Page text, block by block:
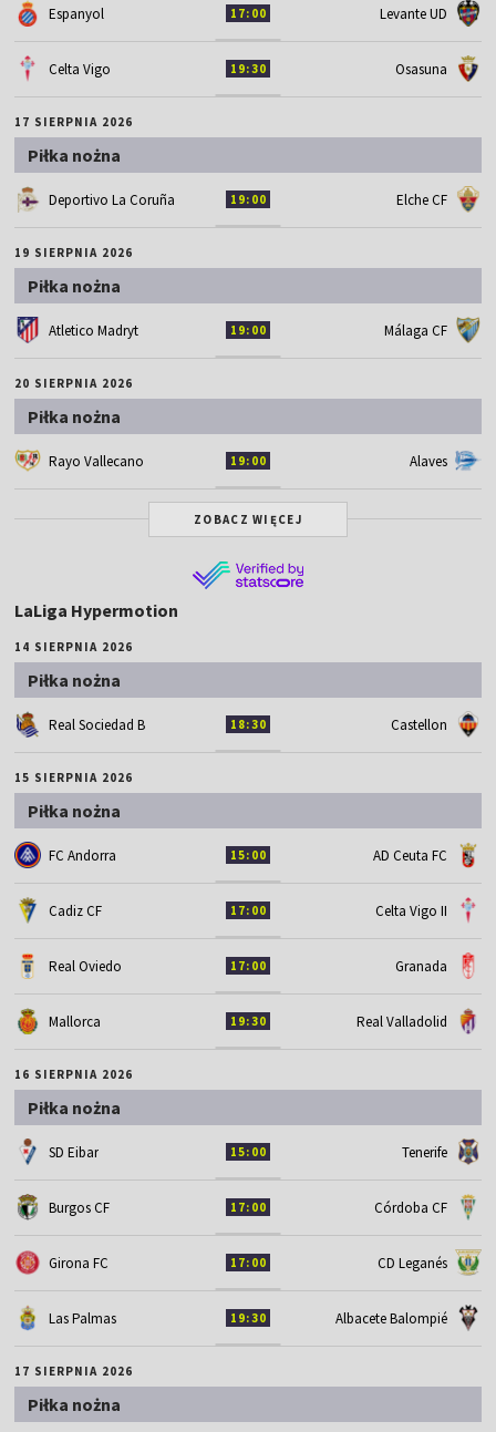
Espanyol 17:00 Levante UD
Celta Vigo 19:30 Osasuna
17 SIERPNIA 2026
Piłka nożna
Deportivo La Coruña 19:00 Elche CF
19 SIERPNIA 2026
Piłka nożna
Atletico Madryt 19:00 Málaga CF
20 SIERPNIA 2026
Piłka nożna
Rayo Vallecano 19:00 Alaves
ZOBACZ WIĘCEJ
LaLiga Hypermotion
14 SIERPNIA 2026
Piłka nożna
Real Sociedad B 18:30 Castellon
15 SIERPNIA 2026
Piłka nożna
FC Andorra 15:00 AD Ceuta FC
Cadiz CF 17:00 Celta Vigo II
Real Oviedo 17:00 Granada
Mallorca 19:30 Real Valladolid
16 SIERPNIA 2026
Piłka nożna
SD Eibar 15:00 Tenerife
Burgos CF 17:00 Córdoba CF
Girona FC 17:00 CD Leganés
Las Palmas 19:30 Albacete Balompié
17 SIERPNIA 2026
Piłka nożna